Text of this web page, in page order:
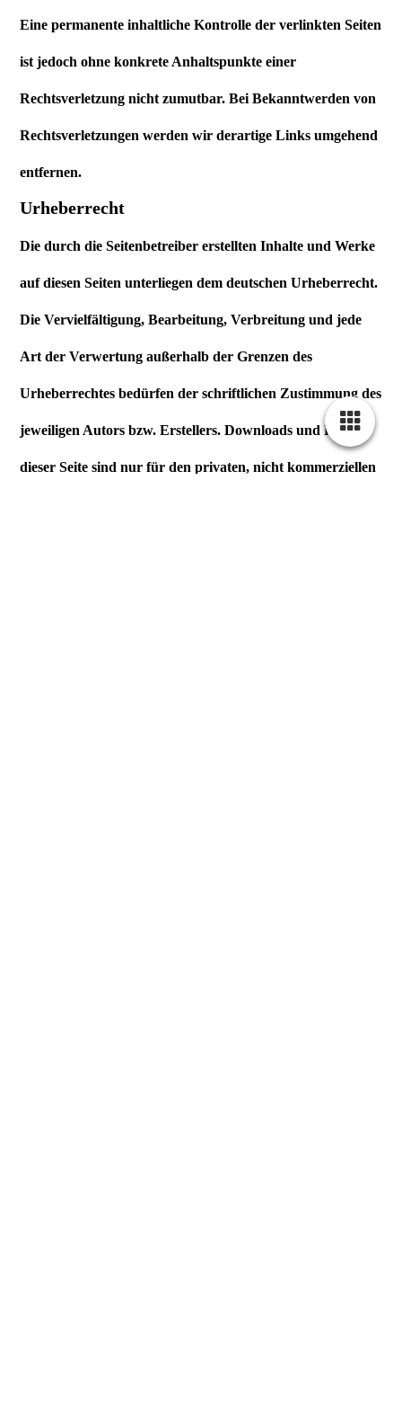
Eine permanente inhaltliche Kontrolle der verlinkten Seiten
ist jedoch ohne konkrete Anhaltspunkte einer
Rechtsverletzung nicht zumutbar. Bei Bekanntwerden von
Rechtsverletzungen werden wir derartige Links umgehend
entfernen.
Urheberrecht
Die durch die Seitenbetreiber erstellten Inhalte und Werke
auf diesen Seiten unterliegen dem deutschen Urheberrecht.
Die Vervielfältigung, Bearbeitung, Verbreitung und jede
Art der Verwertung außerhalb der Grenzen des
Urheberrechtes bedürfen der schriftlichen Zustimmung des
jeweiligen Autors bzw. Erstellers. Downloads und Kopien
dieser Seite sind nur für den privaten, nicht kommerziellen